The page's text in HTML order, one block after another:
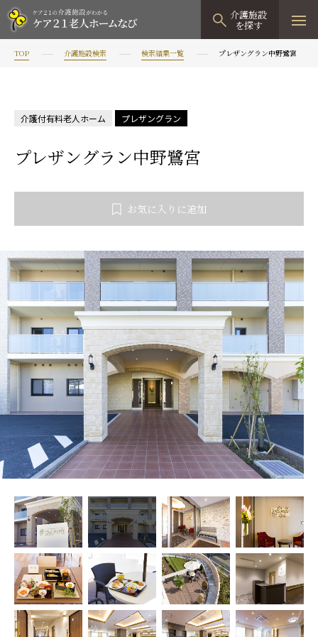
介護施設
を探す
TOPページ
資料請求
見学予約
有料老人ホーム
有料老人ホームTOP
プレザンリュクス
プレザングラン
プレザンメゾン
有料老人ホームとは
グループホーム
認知症対応型グループホームTOP
たのしい家
認知症対応型グループホームとは
認知症のおはなし
小規模多機能型居宅介護
小規模多機能型居宅介護TOP
たのしい家
小規模多機能型居宅介護とは
tel0120-944-821
9:00～18:00（年末年始を除く）
お問い合わせフォーム
お気に入り 資料請求 見学予約
ご入居までの流れ
介護保険の仕組み
FAQ
運営会社
プライバシーポリシー
TOP 介護施設検索 検索結果一覧 プレザングラン中野鷺宮
介護付有料老人ホーム プレザングラン
プレザングラン中野鷺宮
お気に入りに追加